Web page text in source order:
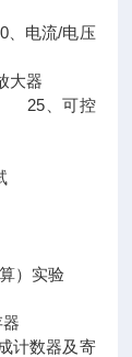
流/电压
大器
25、可控
）实验
数器及寄